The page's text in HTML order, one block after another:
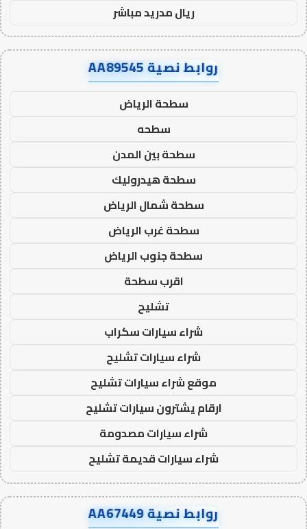
ريال مدريد مباشر
روابط نصية AA89545
سطحة الرياض
سطحه
سطحة بين المدن
سطحة هيدروليك
سطحة شمال الرياض
سطحة غرب الرياض
سطحة جنوب الرياض
اقرب سطحة
تشليح
شراء سيارات سكراب
شراء سيارات تشليح
موقع شراء سيارات تشليح
ارقام يشترون سيارات تشليح
شراء سيارات مصدومة
شراء سيارات قديمة تشليح
روابط نصية AA67449